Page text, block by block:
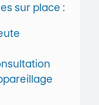
sur place :